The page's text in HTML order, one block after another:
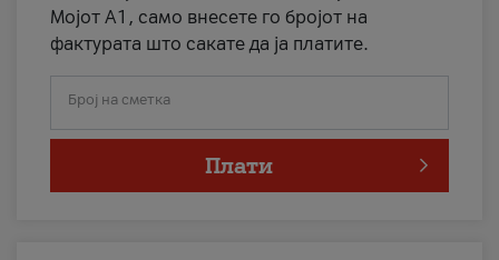
Мојот А1, само внесете го бројот на
фактурата што сакате да ја платите.
Број на сметка
Плати